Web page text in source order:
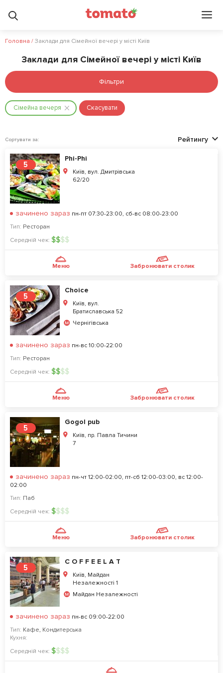
Головна / Заклади для Сімейної вечері у місті Київ
Заклади для Сімейної вечері у місті Київ
Фільтри
Сімейна вечеря Скасувати
Сортувати за: Рейтингу
5
Phi-Phi
Київ, вул. Дмитрівська
62/20
зачинено зараз пн-пт 07:30-23:00, сб-вс 08:00-23:00
Тип: Ресторан
Середній чек: $$$$
Меню Забронювати столик
5
Choice
Київ, вул.
Братиславська 52
Чернігівська
зачинено зараз пн-вс 10:00-22:00
Тип: Ресторан
Середній чек: $$$$
Меню Забронювати столик
5
Gogol pub
Київ, пр. Павла Тичини
7
зачинено зараз пн-чт 12:00-02:00, пт-сб 12:00-03:00, вс 12:00-
02:00
Тип: Паб
Середній чек: $$$$
Меню Забронювати столик
5
C O F F E E L A T
Київ, Майдан
Незалежності 1
Майдан Незалежності
зачинено зараз пн-вс 09:00-22:00
Тип: Кафе, Кондитерська
Кухня:
Середній чек: $$$$